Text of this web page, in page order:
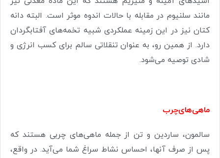
مانند سلنیوم در مقابله با حالات اندوه موثر است. البته دانه
کتان نیز در این زمینه عملکردی شبیه تخمه‌های آفتابگردان
دارد. از همین رو، به عنوان تنقلاتی سالم برای کسب انرژی و
شادی توصیه می‌شود.
ماهی‌های‌چرب
سالمون، ساردین و تن از جمله ماهی‌های چربی هستند که
پس از صرف آنها، احساس نشاط سراغ شما می‌آید. در واقع،